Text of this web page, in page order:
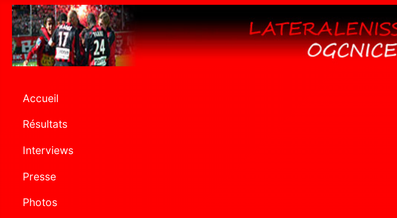
Accueil
Résultats
Interviews
Presse
Photos